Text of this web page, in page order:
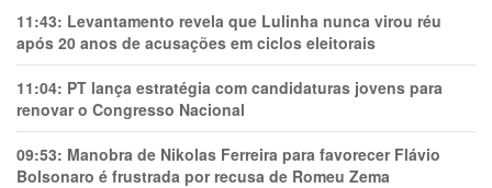
11:43: Levantamento revela que Lulinha nunca virou réu
após 20 anos de acusações em ciclos eleitorais
11:04: PT lança estratégia com candidaturas jovens para
renovar o Congresso Nacional
09:53: Manobra de Nikolas Ferreira para favorecer Flávio
Bolsonaro é frustrada por recusa de Romeu Zema